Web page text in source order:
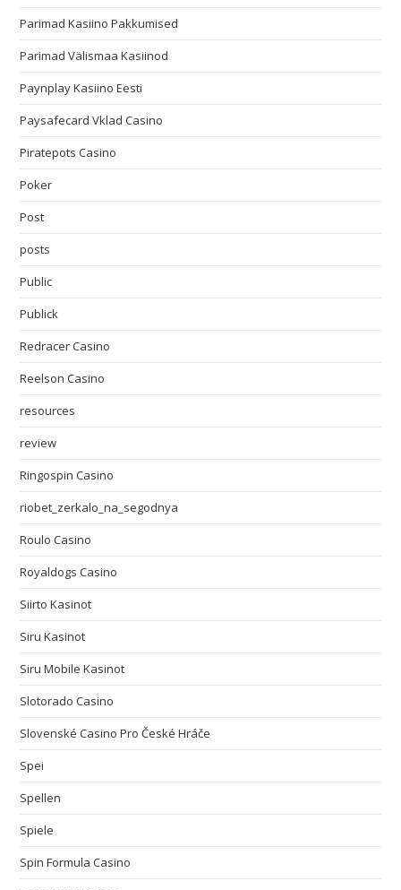
Parimad Kasiino Pakkumised
Parimad Välismaa Kasiinod
Paynplay Kasiino Eesti
Paysafecard Vklad Casino
Piratepots Casino
Poker
Post
posts
Public
Publick
Redracer Casino
Reelson Casino
resources
review
Ringospin Casino
riobet_zerkalo_na_segodnya
Roulo Casino
Royaldogs Casino
Siirto Kasinot
Siru Kasinot
Siru Mobile Kasinot
Slotorado Casino
Slovenské Casino Pro České Hráče
Spei
Spellen
Spiele
Spin Formula Casino